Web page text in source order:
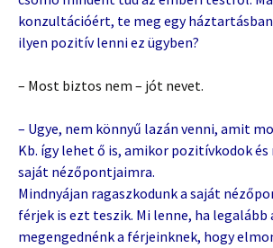
konzultációért, te meg egy háztartásban
ilyen pozitív lenni ez ügyben?
– Most biztos nem – jót nevet.
– Ugye, nem könnyű lazán venni, amit
Kb. így lehet ő is, amikor pozitívkodok és
saját nézőpontjaimra.
Mindnyájan ragaszkodunk a saját
férjek is ezt teszik. Mi lenne, ha legalább
megengednénk a férjeinknek, hogy